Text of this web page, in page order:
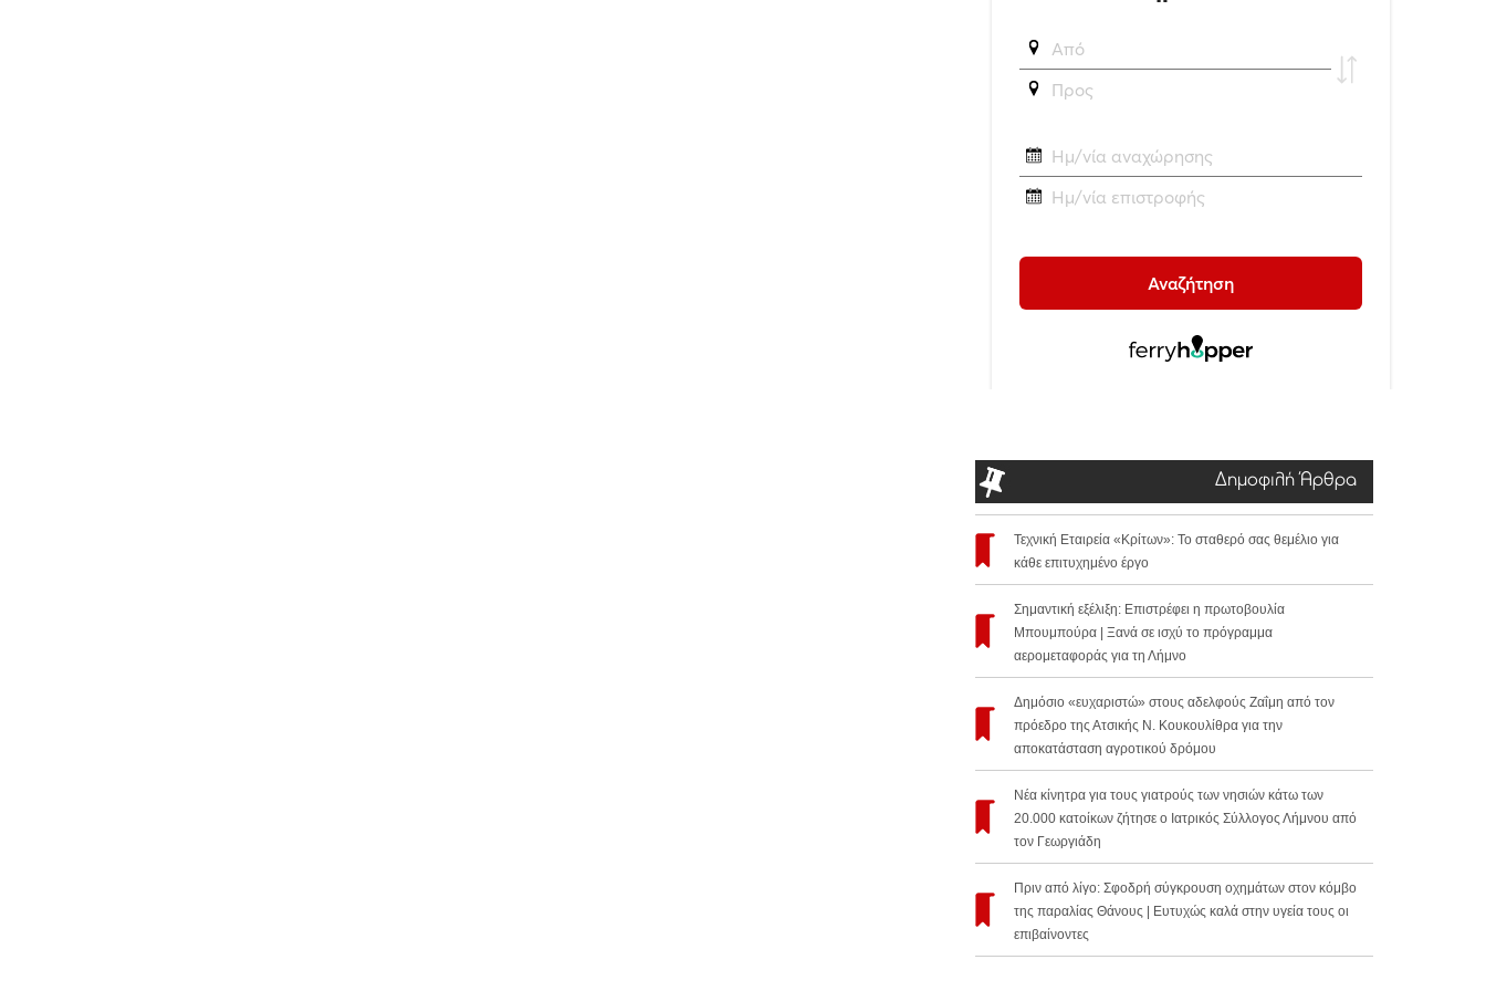
Δημοφιλή Άρθρα
Τεχνική Εταιρεία «Κρίτων»: Το σταθερό σας θεμέλιο για
κάθε επιτυχημένο έργο
Σημαντική εξέλιξη: Επιστρέφει η πρωτοβουλία
Μπουμπούρα | Ξανά σε ισχύ το πρόγραμμα
αερομεταφοράς για τη Λήμνο
Δημόσιο «ευχαριστώ» στους αδελφούς Ζαΐμη από τον
πρόεδρο της Ατσικής Ν. Κουκουλίθρα για την
αποκατάσταση αγροτικού δρόμου
Νέα κίνητρα για τους γιατρούς των νησιών κάτω των
20.000 κατοίκων ζήτησε ο Ιατρικός Σύλλογος Λήμνου από
τον Γεωργιάδη
Πριν από λίγο: Σφοδρή σύγκρουση οχημάτων στον κόμβο
της παραλίας Θάνους | Ευτυχώς καλά στην υγεία τους οι
επιβαίνοντες